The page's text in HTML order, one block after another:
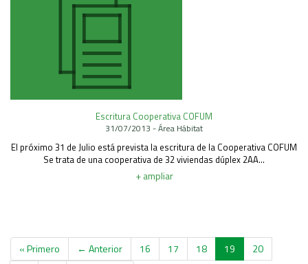
Escritura Cooperativa COFUM
31/07/2013 - Área Hábitat
El próximo 31 de Julio está prevista la escritura de la Cooperativa COFUM
Se trata de una cooperativa de 32 viviendas dúplex 2AA...
+ ampliar
« Primero ← Anterior 16 17 18 19
20